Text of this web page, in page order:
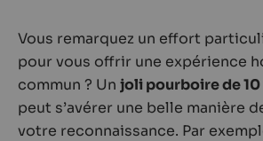
Vous remarquez un effort
pour vous offrir une expérience
commun ? Un joli pourboire de 10
peut s’avérer une belle manière
votre reconnaissance. Par